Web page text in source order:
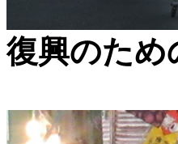
復興のため